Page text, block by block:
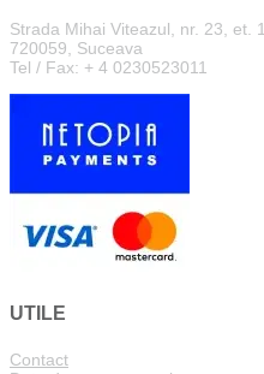
Strada Mihai Viteazul, nr. 23, et. 1
720059, Suceava
Tel / Fax: + 4 0230523011
UTILE
Contact